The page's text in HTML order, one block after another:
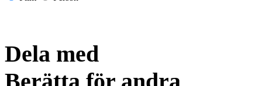
Dela med
Berätta för andra